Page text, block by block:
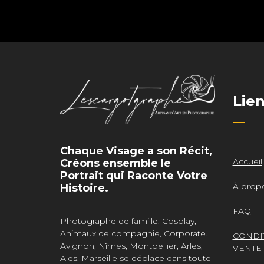
Chaque Visage a son Récit,
Créons ensemble le
Portrait qui Raconte Votre
Histoire.
Photographe de famille, Cosplay,
Animaux de compagnie, Corporate.
Avignon, Nîmes, Montpellier, Arles,
Ales, Marseille se déplace dans toute
Accueil
À
FAQ
VENTE